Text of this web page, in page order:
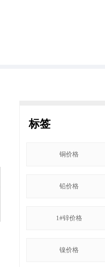
标签
铜价格
铅价格
1#锌价格
镍价格